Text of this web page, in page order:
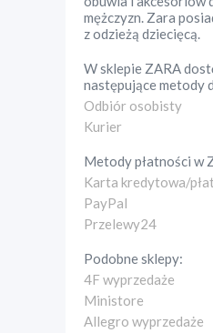
mężczyzn. Zara
z odzieżą dziecięcą.
W sklepie ZARA
następujące metody
Odbiór osobisty
Kurier
Metody płatności w
Karta kredytowa/
PayPal
Przelewy24
Podobne sklepy:
4F wyprzedaże
Ministore
Allegro wyprzedaże